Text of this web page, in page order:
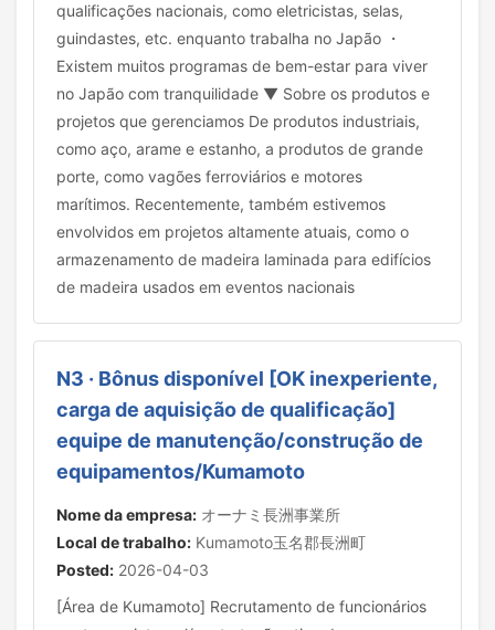
qualificações nacionais, como eletricistas, selas,
guindastes, etc. enquanto trabalha no Japão ・
Existem muitos programas de bem-estar para viver
no Japão com tranquilidade ▼ Sobre os produtos e
projetos que gerenciamos De produtos industriais,
como aço, arame e estanho, a produtos de grande
porte, como vagões ferroviários e motores
marítimos. Recentemente, também estivemos
envolvidos em projetos altamente atuais, como o
armazenamento de madeira laminada para edifícios
de madeira usados em eventos nacionais
N3 · Bônus disponível [OK inexperiente,
carga de aquisição de qualificação]
equipe de manutenção/construção de
equipamentos/Kumamoto
Nome da empresa: オーナミ長洲事業所
Local de trabalho: Kumamoto玉名郡長洲町
Posted: 2026-04-03
[Área de Kumamoto] Recrutamento de funcionários